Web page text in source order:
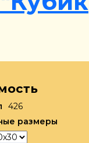
426
размеры